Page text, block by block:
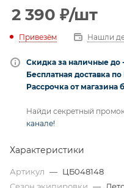
2 390 ₽/шт
Привезём Нашли
Скидка за наличные до
Бесплатная доставка
Рассрочка от магазина
Найди секретный
канале!
Характеристики
Артикул — ЦБ048148